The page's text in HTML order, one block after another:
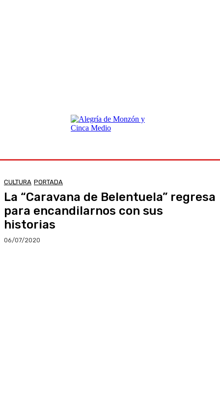
CULTURA PORTADA
La “Caravana de Belentuela” regresa
para encandilarnos con sus
historias
06/07/2020